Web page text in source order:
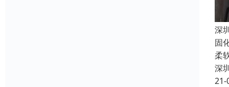
深
固
柔
深
21-